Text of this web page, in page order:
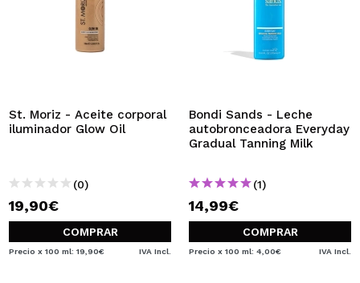
St. Moriz - Aceite corporal
iluminador Glow Oil
(0)
19,90€
COMPRAR
Precio x 100 ml: 19,90€ IVA Incl.
Bondi Sands - Leche
autobronceadora Everyday
Gradual Tanning Milk
(1)
14,99€
COMPRAR
Precio x 100 ml: 4,00€ IVA Incl.